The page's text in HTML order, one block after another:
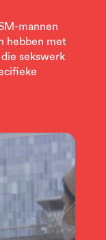
mannen
hebben met
sekswerk